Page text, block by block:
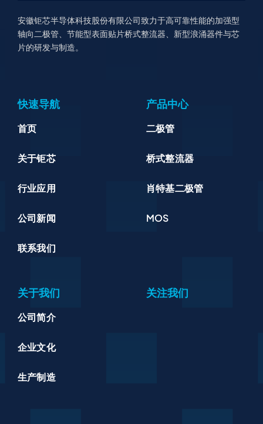
安徽钜芯半导体科技股份有限公司致力于高可靠性能的加强型
轴向二极管、节能型表面贴片桥式整流器、新型浪涌器件与芯
片的研发与制造。
快速导航
首页
关于钜芯
行业应用
公司新闻
联系我们
产品中心
二极管
桥式整流器
肖特基二极管
MOS
关于我们
公司简介
企业文化
生产制造
关注我们